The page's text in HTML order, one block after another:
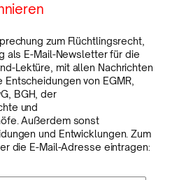
zum Flüchtlingsrecht,
als E-Mail-Newsletter für die
Lektüre, mit allen Nachrichten
von EGMR,
BGH, der
und
Außerdem sonst
und Entwicklungen. Zum
die E-Mail-Adresse eintragen: